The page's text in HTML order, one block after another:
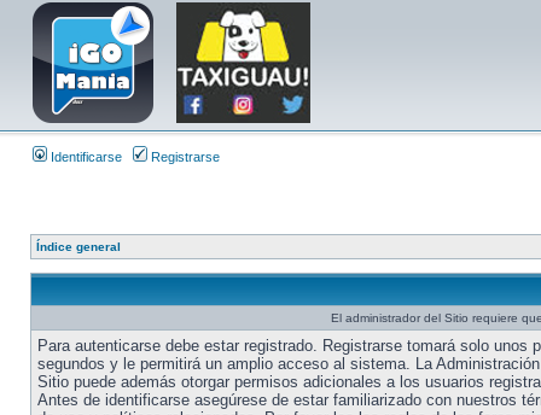
Identificarse Registrarse
Índice general
El administrador del Sitio requiere
Para autenticarse debe estar registrado. Registrarse tomará solo unos
segundos y le permitirá un amplio acceso al sistema. La
Sitio puede además otorgar permisos adicionales a los usuarios
Antes de identificarse asegúrese de estar familiarizado con nuestros